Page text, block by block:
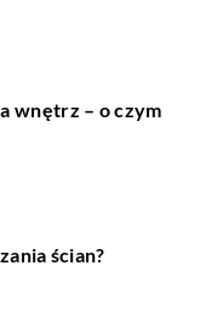
wnętrz – o czym
ścian?